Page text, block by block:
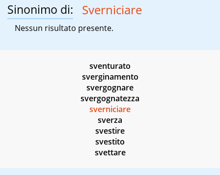
Sinonimo di: Sverniciare
Nessun risultato presente.
sventurato
sverginamento
svergognare
svergognatezza
sverniciare
sverza
svestire
svestito
svettare